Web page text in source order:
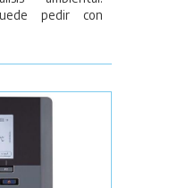
pedir con